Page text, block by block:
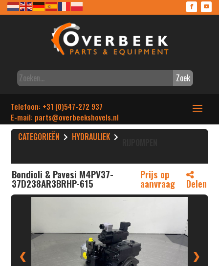
Zoek
Telefoon: +31 (0)547-272 937
E-mail: parts@overbeekshovels.nl
CATEGORIEËN HYDRAULIEK
Bondioli & Pavesi M4PV37-
37D238AR3BRHP-615
Prijs op
aanvraag Delen
❮ ❯